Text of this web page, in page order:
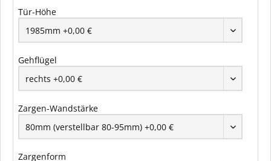
Tür-Höhe
Gehflügel
Zargen-Wandstärke
Zargenform